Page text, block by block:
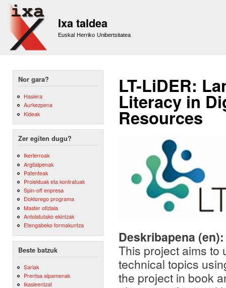
Ixa taldea
Euskal Herriko Unibertsitatea
Nor gara?
Hasiera
Aurkezpena
Kideak
Zer egiten dugu?
Ikerlerroak
Argitalpenak
Patenteak
Proiektuak eta kontratuak
Spin-off enpresa
Doktorego programa
Master ofiziala
Antolatutako ekintzak
Etengabeko formakuntza
Beste batzuk
Sariak
Prentsa aipamenak
Ikasleentzat
LT-LiDER:
Literacy in
Resources
Deskribapena
This project aims to
technical topics
the project in book